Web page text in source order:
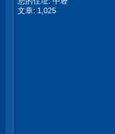
文章: 1,025